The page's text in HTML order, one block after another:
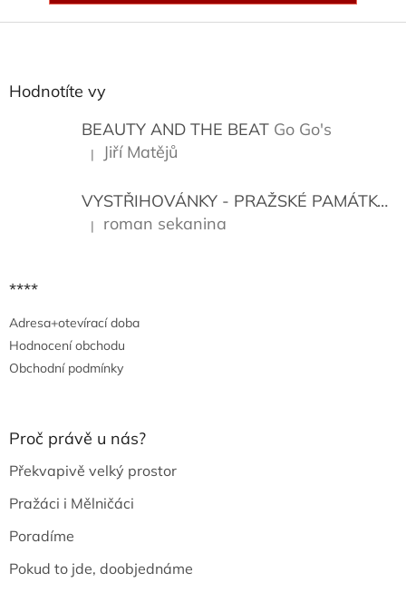
Hodnotíte vy
BEAUTY AND THE BEAT Go Go's
Hodnocení produktu je 5 z 5 hvězdiček.
| Jiří Matějů
VYSTŘIHOVÁNKY - PRAŽSKÉ PAMÁTKY
Hodnocení produktu je 5 z 5 hvězdiček.
| roman sekanina
****
Adresa+otevírací doba
Hodnocení obchodu
Obchodní podmínky
Proč právě u nás?
Překvapivě velký prostor
Pražáci i Mělničáci
Poradíme
Pokud to jde, doobjednáme